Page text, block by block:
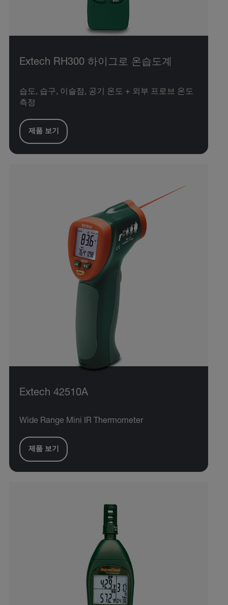
Extech RH300 하이그로 온습도계
습도, 습구, 이슬점, 공기 온도 + 외부 프로브 온도
측정
제품 보기
Extech 42510A
Wide Range Mini IR Thermometer
제품 보기